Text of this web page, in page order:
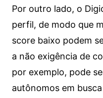
Por outro lado, o
perfil, de modo que
score baixo podem
a não exigência de
por exemplo, pode
autônomos em